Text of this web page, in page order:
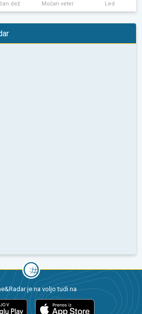
dež Močan veter Led
je na voljo tudi na